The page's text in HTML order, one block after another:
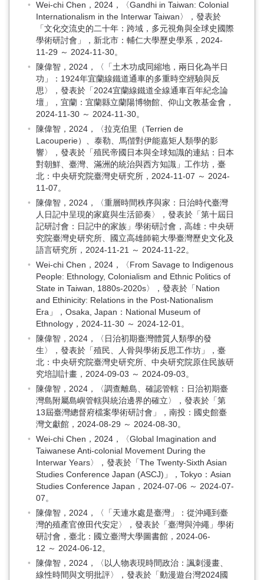
Wei-chi Chen，2024，〈Gandhi in Taiwan: Colonial
Internationalism in the Interwar Taiwan〉，發表於
「文化交流史的二十年：跨域，多元視角與全球史國際
學術研討會」，新北市：輔仁大學歷史學系，2024-
11-29 ～ 2024-11-30。
陳偉智，2024，〈「土木功成同縮地，兩日化為半日
功」：1924年宜蘭線鐵道通車的多重時空經驗與反
思〉，發表於「2024宜蘭線鐵道全線通車百年紀念論
壇」，宜蘭：宜蘭縣立蘭陽博物館、仰山文教基金會，
2024-11-30 ～ 2024-11-30。
陳偉智，2024，〈拉克伯里（Terrien de
Lacouperie）、泰勒、馬偕對伊能嘉矩人類學的影
響〉，發表於「殖民帝國日本與全球知識的連結：日本
對朝鮮、臺灣、滿洲的統治與西方知識」工作坊，臺
北：中央研究院臺灣史研究所，2024-11-07 ～ 2024-
11-07。
陳偉智，2024，〈重層時間秩序與家：日治時代臺灣
人日記中呈現的家庭與生活節奏〉，發表於「第十屆日
記研討會：日記中的家族」學術研討會，高雄：中央研
究院臺灣史研究所、國立高雄師範大學臺灣歷史文化及
語言研究所，2024-11-21 ～ 2024-11-22。
Wei-chi Chen，2024，〈From Savage to Indigenous
People: Ethnology, Colonialism and Ethnic Politics of
State in Taiwan, 1880s-2020s〉，發表於「Nation
and Ethinicity: Relations in the Post-Nationalism
Era」，Osaka, Japan：National Museum of
Ethnology，2024-11-30 ～ 2024-12-01。
陳偉智，2024，〈日治初期臺灣體質人類學的發
生〉，發表於「殖民、人骨與學術反思工作坊」，臺
北：中央研究院臺灣史研究所、中央研究院原住民族研
究培訓計畫，2024-09-03 ～ 2024-09-03。
陳偉智，2024，〈調查離島、確認管轄：日治初期臺
灣島附屬島嶼管轄與統治邊界的確立〉，發表於「第
13屆臺灣總督府檔案學術研討會」，南投：國史館臺
灣文獻館，2024-08-29 ～ 2024-08-30。
Wei-chi Chen，2024，〈Global Imagination and
Taiwanese Anti-colonial Movement During the
Interwar Years〉，發表於「The Twenty-Sixth Asian
Studies Conference Japan (ASCJ)」，Tokyo：Asian
Studies Conference Japan，2024-07-06 ～ 2024-07-
07。
陳偉智，2024，〈「天連水處是臺灣」：從沖繩到臺
灣的殖產官僚田代安定〉，發表於「臺灣與沖繩」學術
研討會，臺北：國立臺灣大學圖書館，2024-06-
12 ～ 2024-06-12。
陳偉智，2024，〈以人物表現時間政治：諷刺漫畫、
線性時間與文明批評〉，發表於「動漫遊台灣2024國